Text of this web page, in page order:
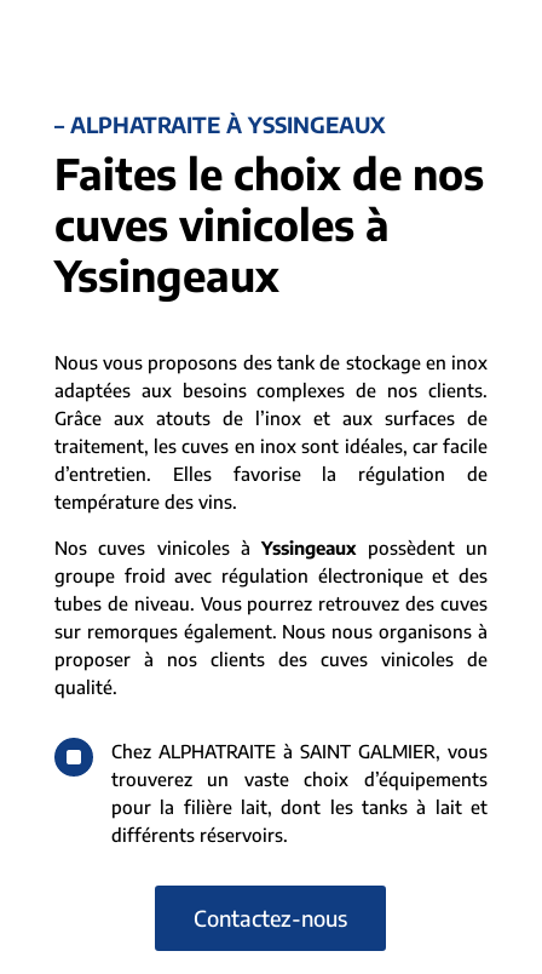
– ALPHATRAITE À YSSINGEAUX
Faites le choix de nos
cuves vinicoles à
Yssingeaux
Nous vous proposons des tank de stockage en inox
adaptées aux besoins complexes de nos clients.
Grâce aux atouts de l’inox et aux surfaces de
traitement, les cuves en inox sont idéales, car facile
d’entretien. Elles favorise la régulation de
température des vins.
Nos cuves vinicoles àYssingeaux possèdent un
groupe froid avec régulation électronique et des
tubes de niveau. Vous pourrez retrouvez des cuves
sur remorques également. Nous nous organisons à
proposer à nos clients des cuves vinicoles de
qualité.
^
Chez ALPHATRAITE à SAINT GALMIER, vous
trouverez un vaste choix d’équipements
pour la filière lait, dont les tanks à lait et
différents réservoirs.
Contactez-nous